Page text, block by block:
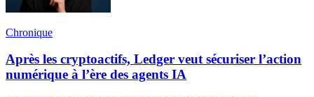
Chronique
Après les cryptoactifs, Ledger veut sécuriser l’action
numérique à l’ère des agents IA